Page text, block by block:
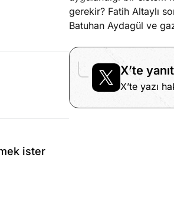
ister
gerekir? Fatih Altaylı
Batuhan Aydagül ve
X’te
X’te yazı